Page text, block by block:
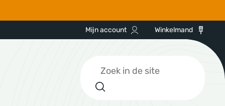
Mijn account Winkelmand
Zoeken